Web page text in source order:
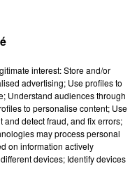
interest: Store and/or
advertising; Use profiles to
Understand audiences through
to personalise content; Use
and detect fraud, and fix errors;
may process personal
on information actively
devices; Identify devices